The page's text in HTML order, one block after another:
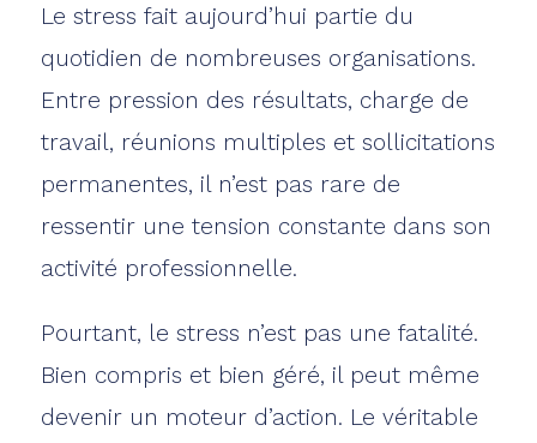
Le stress fait aujourd’hui partie du
quotidien de nombreuses organisations.
Entre pression des résultats, charge de
travail, réunions multiples et sollicitations
permanentes, il n’est pas rare de
ressentir une tension constante dans son
activité professionnelle.
Pourtant, le stress n’est pas une fatalité.
Bien compris et bien géré, il peut même
devenir un moteur d’action. Le véritable